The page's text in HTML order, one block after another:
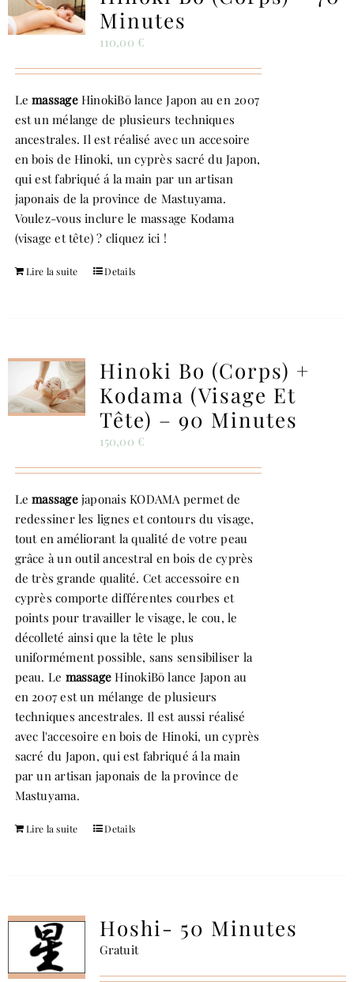
Minutes
110,00 €
LemassageHinokiBō lance Japon au en 2007
est un mélange de plusieurs techniques
ancestrales. Il est réalisé avec un accesoire
en bois de Hinoki, un cyprès sacré du Japon,
qui est fabriqué á la main par un artisan
japonais de la province de Mastuyama.
Voulez-vous inclure le massage Kodama
(visage et tête) ? cliquez ici !
Lire la suite Details
Hinoki Bo (corps) +
Kodama (visage Et
Tête) – 90 Minutes
150,00 €
Lemassagejaponais KODAMA permet de
redessiner les lignes et contours du visage,
tout en améliorant la qualité de votre peau
grâce à un outil ancestral en bois de cyprès
de très grande qualité. Cet accessoire en
cyprès comporte différentes courbes et
points pour travailler le visage, le cou, le
décolleté ainsi que la tête le plus
uniformément possible, sans sensibiliser la
peau. Le massageHinokiBō lance Japon au
en 2007 est un mélange de plusieurs
techniques ancestrales. Il est aussi réalisé
avec l'accesoire en bois de Hinoki, un cyprès
sacré du Japon, qui est fabriqué á la main
par un artisan japonais de la province de
Mastuyama.
Lire la suite Details
Hoshi- 50 Minutes
Gratuit